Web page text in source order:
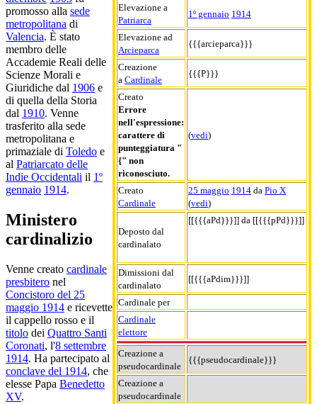
Elevazione a
Patriarca
1º gennaio 1914
Elevazione ad
Arcieparca
{{{arcieparca}}}
Creazione
a Cardinale
{{{P}}}
Creato
Errore
nell'espressione:
carattere di
punteggiatura "
{" non
riconosciuto.
(vedi)
Creato
Cardinale
25 maggio 1914 da Pio X
(vedi)
Deposto dal
cardinalato
[[{{{aPd}}}]] da [[{{{pPd}}}]]
Dimissioni dal
cardinalato
[[{{{aPdim}}}]]
Cardinale per
Cardinale
elettore
Creazione a
pseudocardinale
{{{pseudocardinale}}}
Creazione a
pseudocardinale
promosso alla sede
metropolitana di
Valencia. È stato
membro delle
Accademie Reali delle
Scienze Morali e
Giuridiche dal 1906 e
di quella della Storia
dal 1910. Venne
trasferito alla sede
metropolitana e
primaziale di Toledo e
al Patriarcato delle
Indie Occidentali il 1º
gennaio 1914.
Ministero
cardinalizio
Venne creato cardinale
presbitero nel
Concistoro del 25
maggio 1914 e ricevette
il cappello rosso e il
titolo dei Quattro Santi
Coronati, l'8 settembre
1914. Ha partecipato al
conclave del 1914, che
elesse Papa Benedetto
XV.